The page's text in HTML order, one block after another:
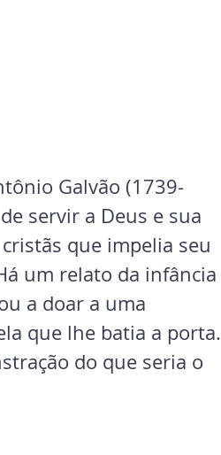
Galvão (1739-
servir a Deus e sua
que impelia seu
um relato da infância
a doar a uma
que lhe batia a porta.
do que seria o